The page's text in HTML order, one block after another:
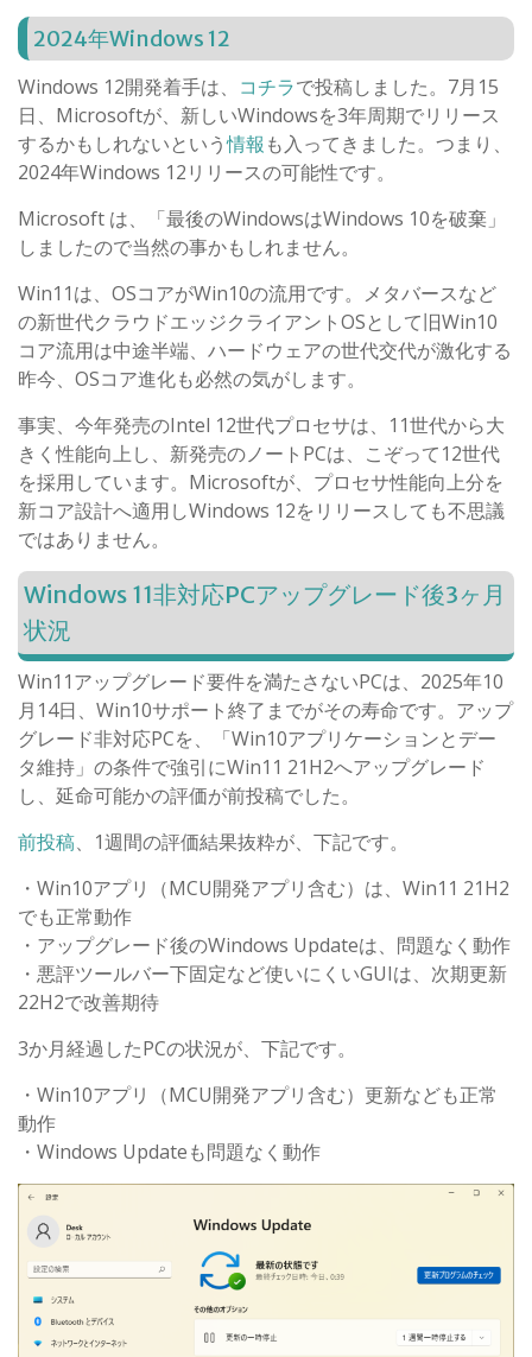
2024年Windows 12
Windows 12開発着手は、 コチラで投稿しました。7月15
日、Microsoftが、新しいWindowsを3年周期でリリース
するかもしれないという情報 も入ってきました。つまり、
2024年Windows 12リリースの可能性です。
Microsoft は、「最後のWindowsはWindows 10を破棄」
しましたので当然の事かもしれません。
Win11は、OSコアがWin10の流用です。メタバースなど
の新世代クラウドエッジクライアントOSとして旧Win10
コア流用は中途半端、ハードウェアの世代交代が激化する
昨今、OSコア進化も必然の気がします。
事実、今年発売のIntel 12世代プロセサは、11世代から大
きく性能向上し、新発売のノートPCは、こぞって12世代
を採用しています。Microsoftが、プロセサ性能向上分を
新コア設計へ適用しWindows 12をリリースしても不思議
ではありません。
Windows 11非対応PCアップグレード後3ヶ月
状況
Win11アップグレード要件を満たさないPCは、2025年10
月14日、Win10サポート終了までがその寿命です。アップ
グレード非対応PCを、「Win10アプリケーションとデー
タ維持」の条件で強引にWin11 21H2へアップグレード
し、延命可能かの評価が前投稿でした。
前投稿、1週間の評価結果抜粋が、下記です。
・Win10アプリ（MCU開発アプリ含む）は、Win11 21H2
でも正常動作
・アップグレード後のWindows Updateは、問題なく動作
・悪評ツールバー下固定など使いにくいGUIは、次期更新
22H2で改善期待
3か月経過したPCの状況が、下記です。
・Win10アプリ（MCU開発アプリ含む）更新なども正常
動作
・Windows Updateも問題なく動作